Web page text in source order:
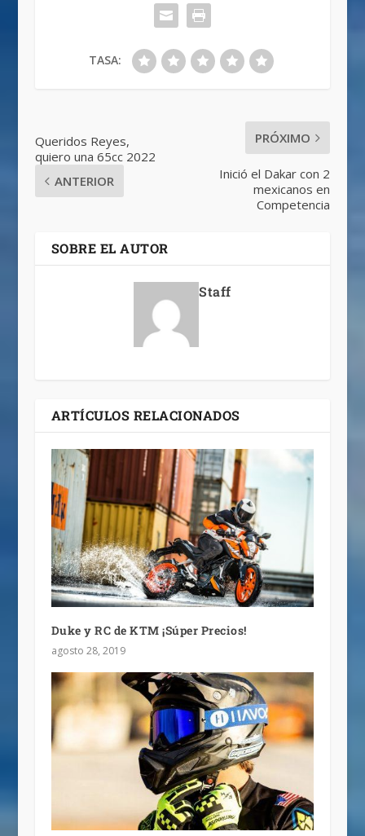
TASA:
Queridos Reyes,
quiero una 65cc 2022
ANTERIOR
PRÓXIMO
Inició el Dakar con 2
mexicanos en
Competencia
SOBRE EL AUTOR
Staff
ARTÍCULOS RELACIONADOS
Duke y RC de KTM ¡Súper Precios!
agosto 28, 2019